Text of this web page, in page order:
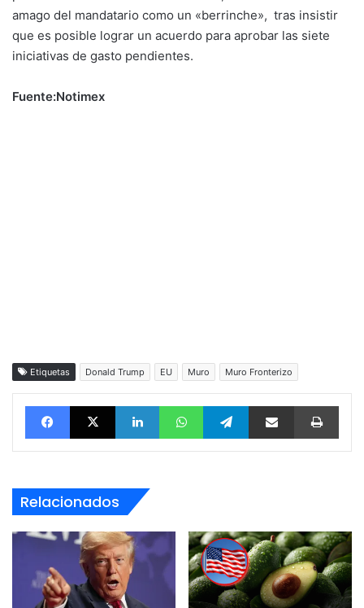
amago del mandatario como un «berrinche», tras insistir
que es posible lograr un acuerdo para aprobar las siete
iniciativas de gasto pendientes.
Fuente:Notimex
Etiquetas Donald Trump EU Muro Muro Fronterizo
FacebookX LinkedInWhatsAppTelegramvía email
Relacionados